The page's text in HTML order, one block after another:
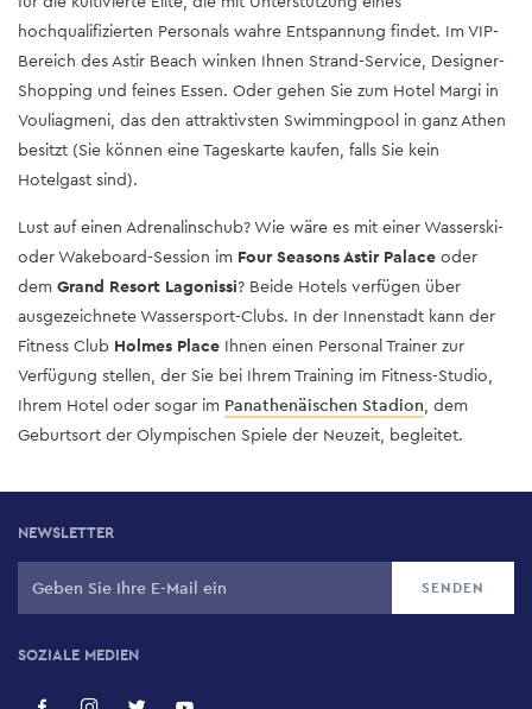
hochqualifizierten Personals wahre Entspannung findet. Im VIP-
Bereich des Astir Beach winken Ihnen Strand-Service, Designer-
Shopping und feines Essen. Oder gehen Sie zum Hotel Margi in
Vouliagmeni, das den attraktivsten Swimmingpool in ganz Athen
besitzt (Sie können eine Tageskarte kaufen, falls Sie kein
Hotelgast sind).
Lust auf einen Adrenalinschub? Wie wäre es mit einer Wasserski-
oder Wakeboard-Session im Four Seasons Astir Palace oder
dem Grand Resort Lagonissi? Beide Hotels verfügen über
ausgezeichnete Wassersport-Clubs. In der Innenstadt kann der
Fitness Club Holmes Place Ihnen einen Personal Trainer zur
Verfügung stellen, der Sie bei Ihrem Training im Fitness-Studio,
Ihrem Hotel oder sogar im Panathenäischen Stadion, dem
Geburtsort der Olympischen Spiele der Neuzeit, begleitet.
NEWSLETTER
SOZIALE MEDIEN